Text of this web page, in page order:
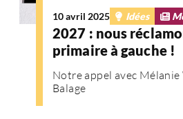
10 avril 2025 Idées
2027 : nous
primaire à gauche !
Notre appel avec Mélanie
Balage